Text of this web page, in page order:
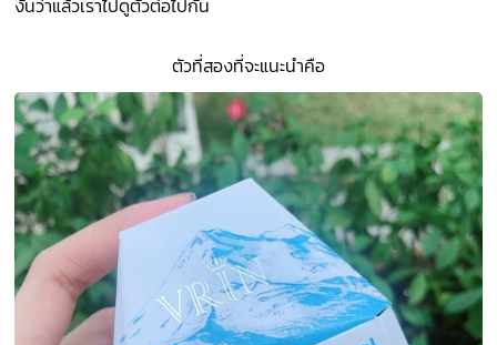
งั้นว่าแล้วเราไปดูตัวต่อไปกัน
ตัวที่สองที่จะแนะนำคือ